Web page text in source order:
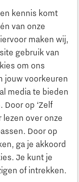
kennis komt
van onze
maken wij,
gebruik van
om ons
jouw voorkeuren
media te bieden
op ‘Zelf
lezen over onze
Door op
ga je akkoord
Je kunt je
of intrekken.